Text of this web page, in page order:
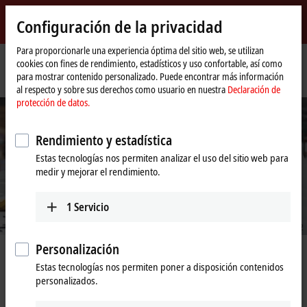
Beckhoff
-
New
Automation
Technology
myBeckhoff
Página
de
inicio
Empresa Eventos y fechas MODEX
© Beckhoff / Foreword LLC, 2022
Beckhoff at MODEX 2026
April 13-16 | Georgia World Congress Center, Atlanta, GA | Booth
Configuración de la privacidad
Para proporcionarle una experiencia óptima del sitio web, se utilizan
cookies con fines de rendimiento, estadísticos y uso confortable, así como
para mostrar contenido personalizado. Puede encontrar más información
al respecto y sobre sus derechos como usuario en nuestra Declaración de
protección de datos.
Rendimiento y estadística
Estas tecnologías nos permiten analizar el uso del sitio web para
medir y mejorar el rendimiento.
1 Servicio
Personalización
Estas tecnologías nos permiten poner a disposición contenidos
personalizados.